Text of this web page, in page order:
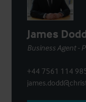
James
Business Agent -
+44 7561 114